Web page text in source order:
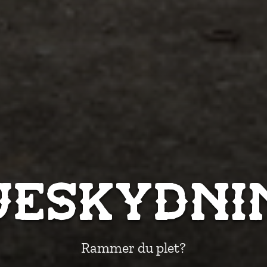
Rammer du plet?